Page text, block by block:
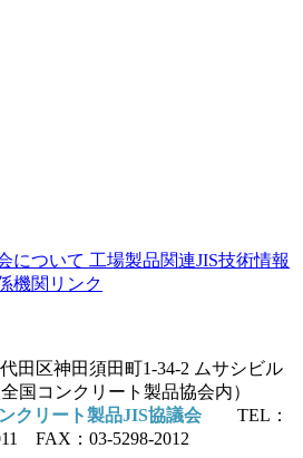
について 工場製品関連JIS技術情報
機関リンク
田区神田須田町1-34-2 ムサシビル
国コンクリート製品協会内）
ンクリート製品JIS協議会 TEL：
FAX：03-5298-2012